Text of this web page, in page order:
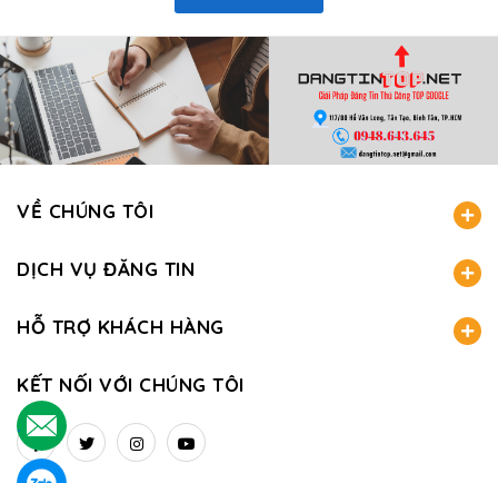
VỀ CHÚNG TÔI
DỊCH VỤ ĐĂNG TIN
HỖ TRỢ KHÁCH HÀNG
KẾT NỐI VỚI CHÚNG TÔI
.